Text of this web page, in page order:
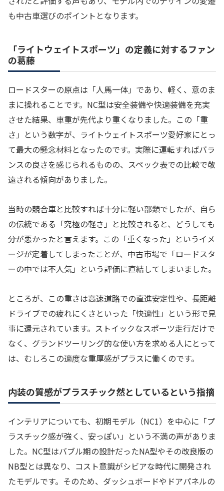
も中古車選びのポイントとなります。
「ライトウェイトスポーツ」の定義に対するファン
の葛藤
ロードスターの原点は「人馬一体」であり、軽く、意のま
まに操れることです。NC型は安全装備や快適装備を充実
させた結果、車重が先代より重くなりました。この「重
さ」という数字が、ライトウェイトスポーツ愛好家にとっ
て最大の懸念材料となったのです。実際に運転すればバラ
ンスの良さを感じられるものの、スペック表での比較で敬
遠される傾向がありました。
当時の競合車と比較すれば十分に軽い部類でしたが、自ら
の伝統である「究極の軽さ」と比較されると、どうしても
分が悪かったと言えます。この「重くなった」というイメ
ージが定着してしまったことが、中古市場で「ロードスタ
ーの中では不人気」という評価に直結してしまいました。
ところが、この重さは高速道路での直進安定性や、長距離
ドライブでの疲れにくさといった「快適性」という形で見
事に還元されています。ストイックなスポーツ走行だけで
なく、グランドツーリング的な使い方を求める人にとって
は、むしろこの適度な重厚感がプラスに働くのです。
内装の質感がプラスチック然としているという指摘
インテリアについても、初期モデル（NC1）を中心に「プ
ラスチック感が強く、安っぽい」という不満の声がありま
した。NC型はバブル期の設計だったNA型やその改良版の
NB型とは異なり、コスト意識がシビアな時代に開発され
たモデルです。そのため、ダッシュボードやドアパネルの